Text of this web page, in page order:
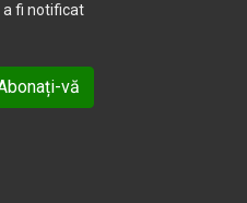
a fi notificat
vă